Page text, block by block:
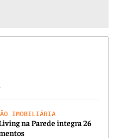
IMOBILIÁRIA
na Parede integra 26